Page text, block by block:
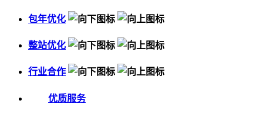
包年优化
整站优化
行业合作
优质服务